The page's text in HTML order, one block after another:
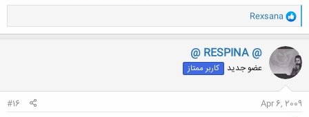
و
ا
ک
ن
ش
ه
ا
Rexsana
@ RESPINA @
عضو جدید کاربر ممتاز
Apr 6, 2009
#16